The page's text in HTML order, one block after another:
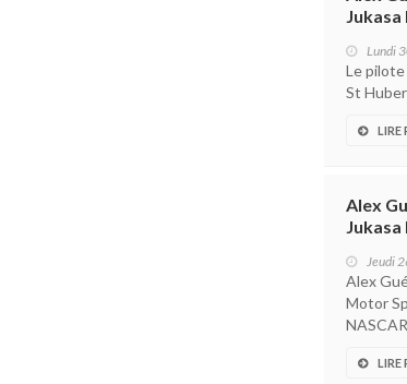
Lundi
Le
St
LIRE
Alex
Jeudi
Alex
Motor
LIRE